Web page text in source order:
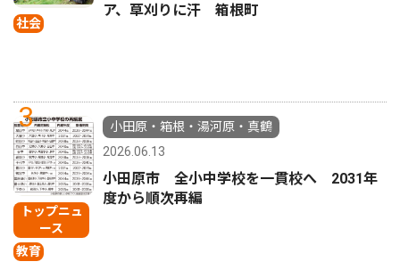
社会
ア、草刈りに汗 箱根町
3
トップニュ
ース
教育
小田原・箱根・湯河原・真鶴
2026.06.13
小田原市 全小中学校を一貫校へ 2031年
度から順次再編